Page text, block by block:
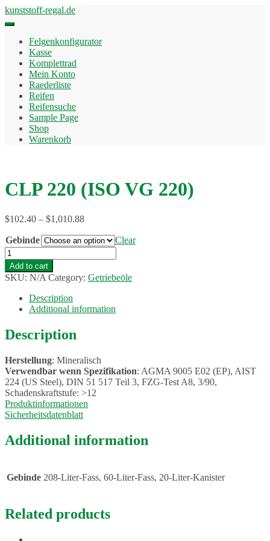
Skip
to
kunststoff-regal.de
Felgenkonfigurator
Kasse
Komplettrad
Mein Konto
Raederliste
Reifen
Reifensuche
Sample Page
Shop
Warenkorb
CLP 220 (ISO VG 220)
$102.40 – $1,010.88
Gebinde
Clear
CLP
220
(ISO
VG
220)
quantity
Add to cart
SKU: N/A Category: Getriebeöle
Description
Additional information
Description
Herstellung: Mineralisch
Verwendbar wenn Spezifikation: AGMA 9005 E02 (EP), AIST
224 (US Steel), DIN 51 517 Teil 3, FZG-Test A8, 3/90,
Schadenskraftstufe: >12
Produktinformationen
Sicherheitsdatenblatt
Additional information
Gebinde 208-Liter-Fass, 60-Liter-Fass, 20-Liter-Kanister
Related products